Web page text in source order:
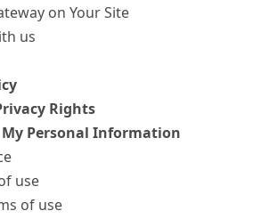
on Your Site
us
Rights
My Personal Information
use
of use